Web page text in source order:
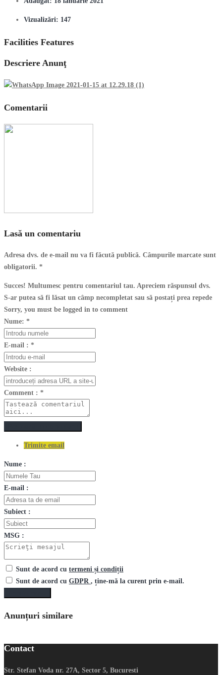
Vizualizări: 147
Facilities Features
Descriere Anunţ
Comentarii
Lasă un comentariu
Adresa dvs. de e-mail nu va fi făcută publică. Câmpurile marcate sunt
obligatorii. *
Succes! Multumesc pentru comentariul tau. Apreciem răspunsul dvs.
S-ar putea să fi lăsat un câmp necompletat sau să postați prea repede
Sorry, you must be logged in to comment
Nume: *
E-mail : *
Website :
Comment : *
Trimite email
Nume :
E-mail :
Subiect :
MSG :
Sunt de acord cu termeni și condiții
Sunt de acord cu GDPR , ține-mă la curent prin e-mail.
Anunțuri similare
Contact
Str. Stefan Voda nr. 27A, Sector 5, Bucuresti